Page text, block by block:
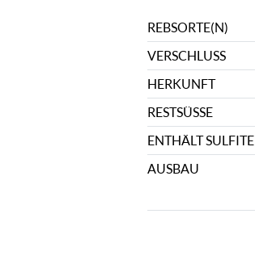
REBSORTE(N)
VERSCHLUSS
HERKUNFT
RESTSÜSSE
ENTHÄLT SULFITE
AUSBAU